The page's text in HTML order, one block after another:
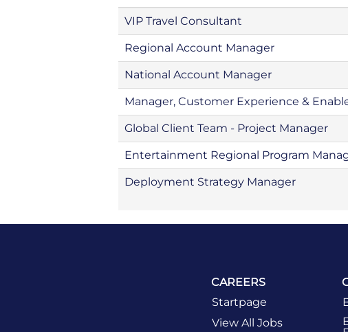
VIP Travel Consultant
Regional Account Manager
National Account Manager
Manager, Customer Experience &
Global Client Team - Project Manager
Entertainment Regional Program
Deployment Strategy Manager
CAREERS
Startpage
View All Jobs